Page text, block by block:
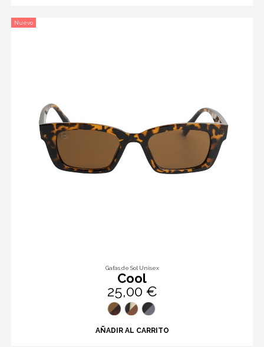
Nuevo
Gafas de Sol Unisex
Cool
25,00 €
AÑADIR AL CARRITO